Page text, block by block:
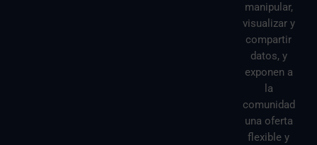
manipular,
visualizar y
compartir
datos, y
exponen a
la
comunidad
una oferta
flexible y